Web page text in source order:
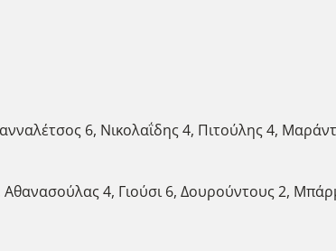
6, Νικολαΐδης 4, Πιτούλης 4,
4, Γιούσι 6, Δουρούντους 2,